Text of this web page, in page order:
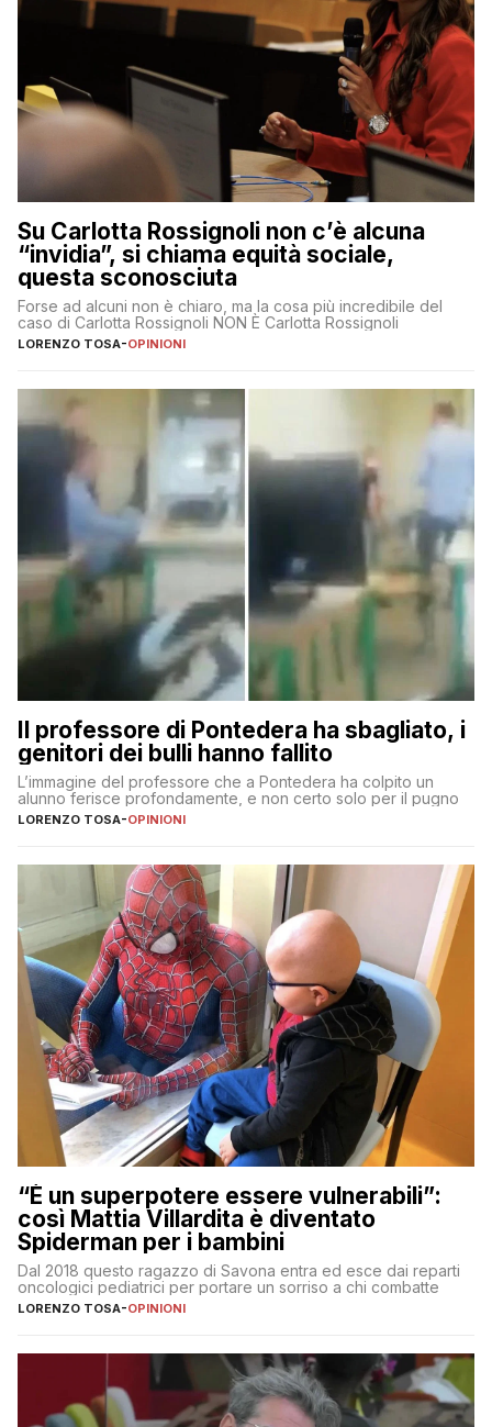
Su Carlotta Rossignoli non c’è alcuna
“invidia”, si chiama equità sociale,
questa sconosciuta
Forse ad alcuni non è chiaro, ma la cosa più incredibile del
caso di Carlotta Rossignoli NON È Carlotta Rossignoli
LORENZO TOSA-OPINIONI
Il professore di Pontedera ha sbagliato, i
genitori dei bulli hanno fallito
L’immagine del professore che a Pontedera ha colpito un
alunno ferisce profondamente, e non certo solo per il pugno
LORENZO TOSA-OPINIONI
“È un superpotere essere vulnerabili”:
così Mattia Villardita è diventato
Spiderman per i bambini
Dal 2018 questo ragazzo di Savona entra ed esce dai reparti
oncologici pediatrici per portare un sorriso a chi combatte
LORENZO TOSA-OPINIONI